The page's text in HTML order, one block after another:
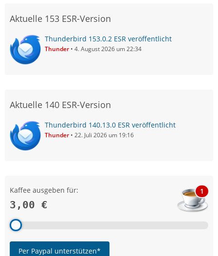
Aktuelle 153 ESR-Version
Thunderbird 153.0.2 ESR veröffentlicht
Thunder 4. August 2026 um 22:34
Aktuelle 140 ESR-Version
Thunderbird 140.13.0 ESR veröffentlicht
Thunder 22. Juli 2026 um 19:16
Kaffee ausgeben für:
3,00 €
1
Per Paypal unterstützen*